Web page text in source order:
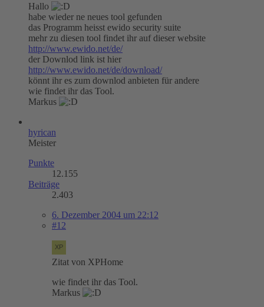
Hallo
habe wieder ne neues tool gefunden
das Programm heisst ewido security suite
mehr zu diesen tool findet ihr auf dieser website
http://www.ewido.net/de/
der Downlod link ist hier
http://www.ewido.net/de/download/
könnt ihr es zum downlod anbieten für andere
wie findet ihr das Tool.
Markus
hyrican
Meister
Punkte
12.155
Beiträge
2.403
6. Dezember 2004 um 22:12
#12
Zitat von XPHome
wie findet ihr das Tool.
Markus